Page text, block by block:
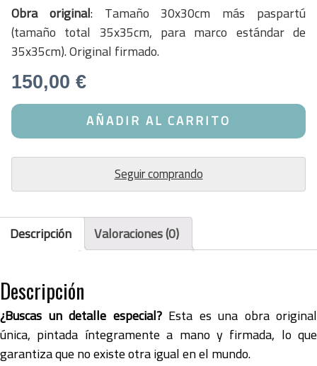
Obra original: Tamaño 30x30cm más paspartú
(tamaño total 35x35cm, para marco estándar de
35x35cm). Original firmado.
150,00 €
Acuarela
Conejo
para
habitación
|
Obra
Original
cantidad
AÑADIR AL CARRITO
Seguir comprando
Descripción Valoraciones (0)
Descripción
¿Buscas un detalle especial?Esta es una obra original
única, pintada íntegramente a mano y firmada, lo que
garantiza que no existe otra igual en el mundo.